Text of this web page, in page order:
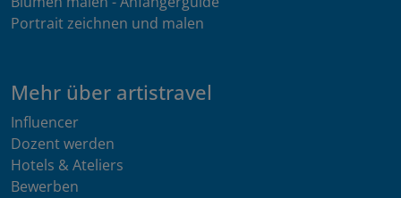
Portrait zeichnen und malen
Mehr über artistravel
Influencer
Dozent werden
Hotels & Ateliers
Bewerben